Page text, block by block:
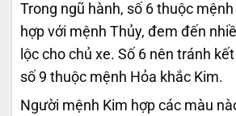
Trong ngũ hành, số 6 thuộc
hợp với mệnh Thủy, đem đến
lộc cho chủ xe. Số 6 nên tránh
số 9 thuộc mệnh Hỏa khắc Kim.
Người mệnh Kim hợp các màu